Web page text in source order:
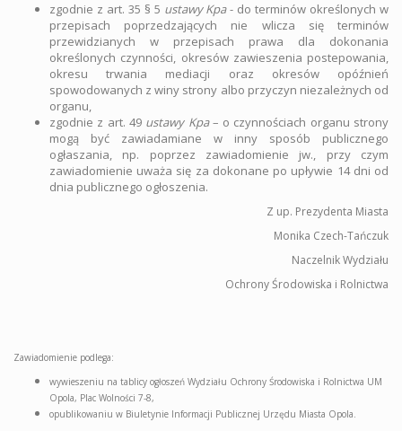
zgodnie z art. 35 § 5 ustawy Kpa- do terminów określonych w
przepisach poprzedzających nie wlicza się terminów
przewidzianych w przepisach prawa dla dokonania
określonych czynności, okresów zawieszenia postepowania,
okresu trwania mediacji oraz okresów opóźnień
spowodowanych z winy strony albo przyczyn niezależnych od
organu,
zgodnie z art. 49 ustawy Kpa– o czynnościach organu strony
mogą być zawiadamiane w inny sposób publicznego
ogłaszania, np. poprzez zawiadomienie jw., przy czym
zawiadomienie uważa się za dokonane po upływie 14 dni od
dnia publicznego ogłoszenia.
Z up. Prezydenta Miasta
Monika Czech-Tańczuk
Naczelnik Wydziału
Ochrony Środowiska i Rolnictwa
Zawiadomienie podlega:
wywieszeniu na tablicy ogłoszeń Wydziału Ochrony Środowiska i Rolnictwa UM
Opola, Plac Wolności 7-8,
opublikowaniu w Biuletynie Informacji Publicznej Urzędu Miasta Opola.